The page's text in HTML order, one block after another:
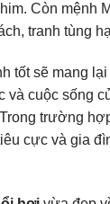
Còn mệnh
tranh tùng
tốt sẽ mang
và cuộc sống
trường
cực và gia